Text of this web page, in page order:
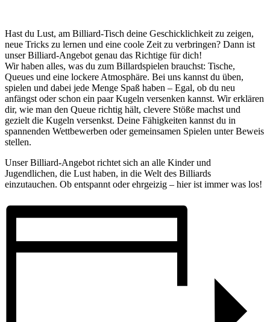
Hast du Lust, am Billiard-Tisch deine Geschicklichkeit zu zeigen,
neue Tricks zu lernen und eine coole Zeit zu verbringen? Dann ist
unser Billiard-Angebot genau das Richtige für dich!
Wir haben alles, was du zum Billardspielen brauchst: Tische,
Queues und eine lockere Atmosphäre. Bei uns kannst du üben,
spielen und dabei jede Menge Spaß haben – Egal, ob du neu
anfängst oder schon ein paar Kugeln versenken kannst. Wir erklären
dir, wie man den Queue richtig hält, clevere Stöße machst und
gezielt die Kugeln versenkst. Deine Fähigkeiten kannst du in
spannenden Wettbewerben oder gemeinsamen Spielen unter Beweis
stellen.
Unser Billiard-Angebot richtet sich an alle Kinder und
Jugendlichen, die Lust haben, in die Welt des Billiards
einzutauchen. Ob entspannt oder ehrgeizig – hier ist immer was los!